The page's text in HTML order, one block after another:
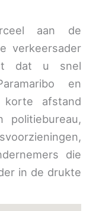
aan de
verkeersader
dat u snel
en
korte afstand
die
in de drukte